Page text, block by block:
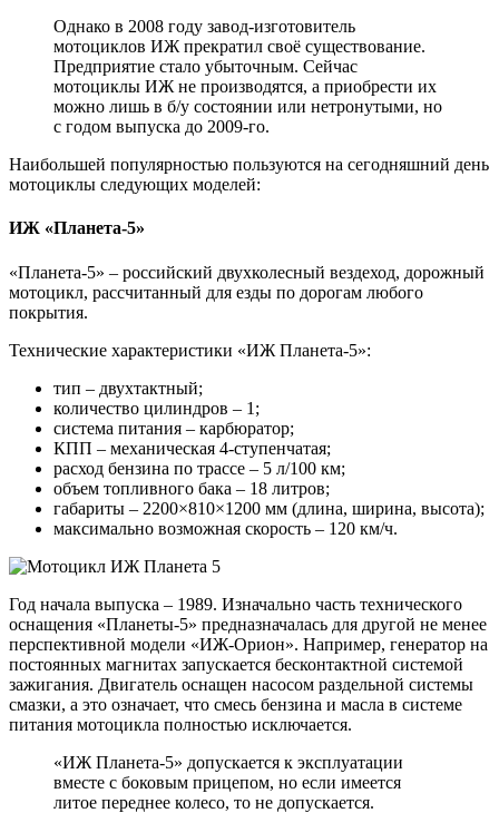
Однако в 2008 году завод-изготовитель
мотоциклов ИЖ прекратил своё существование.
Предприятие стало убыточным. Сейчас
мотоциклы ИЖ не производятся, а приобрести их
можно лишь в б/у состоянии или нетронутыми, но
с годом выпуска до 2009-го.
Наибольшей популярностью пользуются на сегодняшний день
мотоциклы следующих моделей:
ИЖ «Планета-5»
«Планета-5» – российский двухколесный вездеход, дорожный
мотоцикл, рассчитанный для езды по дорогам любого
покрытия.
Технические характеристики «ИЖ Планета-5»:
тип – двухтактный;
количество цилиндров – 1;
система питания – карбюратор;
КПП – механическая 4-ступенчатая;
расход бензина по трассе – 5 л/100 км;
объем топливного бака – 18 литров;
габариты – 2200×810×1200 мм (длина, ширина, высота);
максимально возможная скорость – 120 км/ч.
Год начала выпуска – 1989. Изначально часть технического
оснащения «Планеты-5» предназначалась для другой не менее
перспективной модели «ИЖ-Орион». Например, генератор на
постоянных магнитах запускается бесконтактной системой
зажигания. Двигатель оснащен насосом раздельной системы
смазки, а это означает, что смесь бензина и масла в системе
питания мотоцикла полностью исключается.
«ИЖ Планета-5» допускается к эксплуатации
вместе с боковым прицепом, но если имеется
литое переднее колесо, то не допускается.